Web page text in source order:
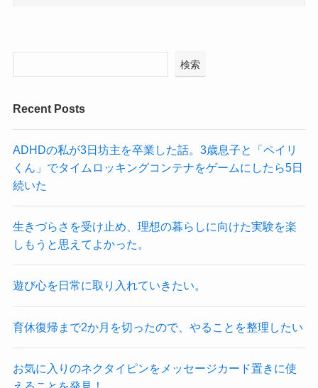
検索
Recent Posts
ADHDの私が3日坊主を卒業した話。3歳息子と「ペイリ
くん」でタイムロッキングコンテナをゲームにしたら5日
続いた
生きづらさを受け止め、理想の暮らしに向けた実験を楽
しもうと思えてよかった。
遊び心を日常に取り入れていきたい。
育休復帰まで2か月を切ったので、やることを整理したい
お気に入りのネクタイピンをメッセージカード置きに使